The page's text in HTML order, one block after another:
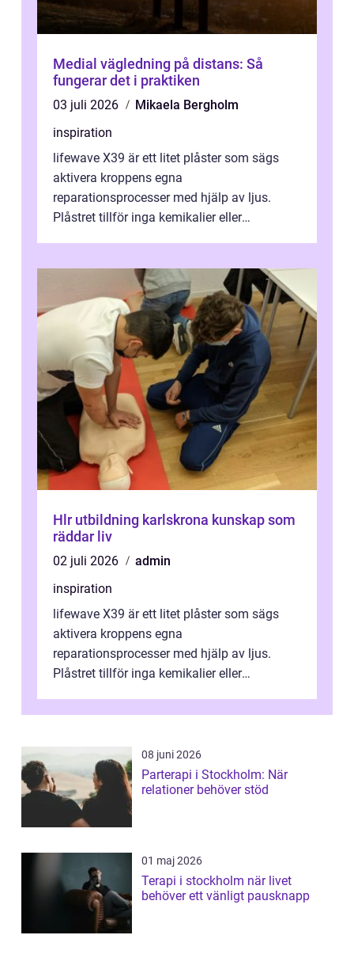
Medial vägledning på distans: Så
fungerar det i praktiken
03 juli 2026
Mikaela Bergholm
inspiration
lifewave X39 är ett litet plåster som sägs
aktivera kroppens egna
reparationsprocesser med hjälp av ljus.
Plåstret tillför inga kemikalier eller
Hlr utbildning karlskrona kunskap som
räddar liv
02 juli 2026
admin
inspiration
lifewave X39 är ett litet plåster som sägs
aktivera kroppens egna
reparationsprocesser med hjälp av ljus.
Plåstret tillför inga kemikalier eller
ljusbaserad stimula...
08 juni 2026
Parterapi i Stockholm: När
relationer behöver stöd
01 maj 2026
Terapi i stockholm när livet
behöver ett vänligt pausknapp